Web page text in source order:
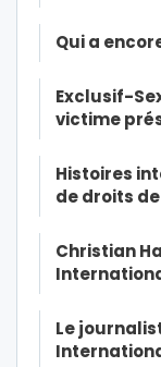
Qui a
Exclusif-
victime
Histoires
de droits
Christian
Le